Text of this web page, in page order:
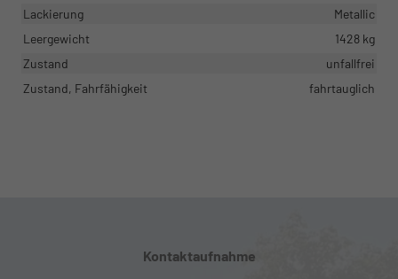
Lackierung
Metallic
Leergewicht
1428 kg
Zustand
unfallfrei
Zustand, Fahrfähigkeit
fahrtauglich
Kontaktaufnahme